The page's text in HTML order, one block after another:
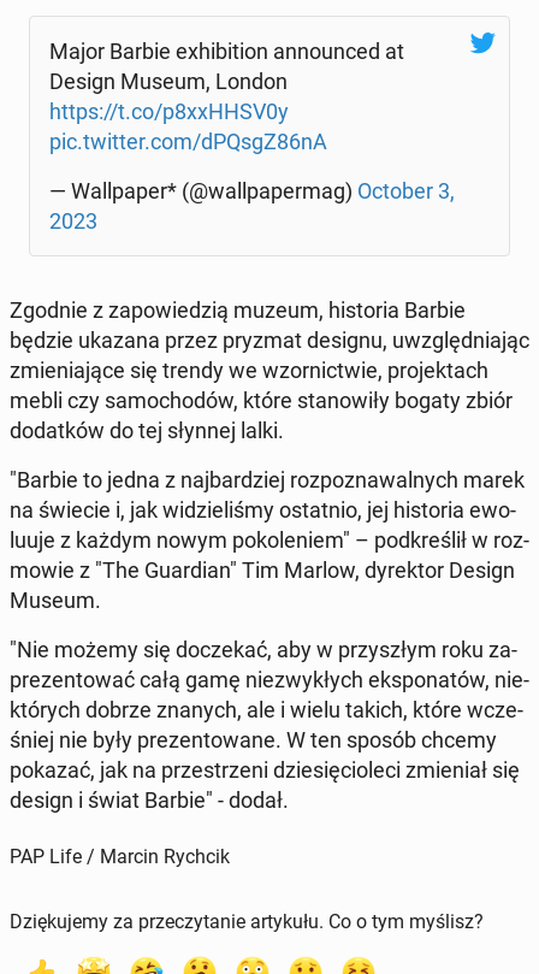
Major Barbie exhi­bi­tion an­no­un­ced at
Design Museum, London
https://t.co/p8xxHHSV0y
pic.twitter.com/dPQsgZ86nA
— Wal­l­pa­per* (@wal­l­pa­per­mag) October 3,
2023
Zgodnie z za­po­wie­dzią muzeum, hi­sto­ria Barbie
będzie ukazana przez pryzmat designu, uwzględ­nia­jąc
zmie­nia­ją­ce się trendy we wzor­nic­twie, pro­jek­tach
mebli czy sa­mo­cho­dów, które sta­no­wi­ły bogaty zbiór
do­dat­ków do tej słynnej lalki.
"Barbie to jedna z naj­bar­dziej roz­po­zna­wal­nych marek
na świecie i, jak wi­dzie­li­śmy ostat­nio, jej hi­sto­ria ewo­
lu­uje z każdym nowym po­ko­le­niem" – pod­kre­ślił w roz­
mo­wie z "The Gu­ar­dian" Tim Marlow, dy­rek­tor Design
Museum.
"Nie możemy się do­cze­kać, aby w przy­szłym roku za­
pre­zen­to­wać całą gamę nie­zwy­kłych eks­po­na­tów, nie­
któ­rych dobrze znanych, ale i wielu takich, które wcze­
śniej nie były pre­zen­to­wa­ne. W ten sposób chcemy
pokazać, jak na prze­strze­ni dzie­się­cio­le­ci zmie­niał się
design i świat Barbie" - dodał.
PAP Life / Marcin Rychcik
Dziękujemy za przeczytanie artykułu. Co o tym myślisz?